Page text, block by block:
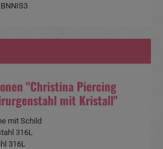
"Christina Piercing
mit Kristall"
mit Schild
316L
316L